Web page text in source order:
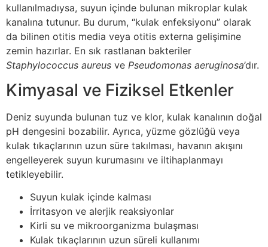
kullanılmadıysa, suyun içinde bulunan mikroplar kulak
kanalına tutunur. Bu durum, “kulak enfeksiyonu” olarak
da bilinen otitis media veya otitis externa gelişimine
zemin hazırlar. En sık rastlanan bakteriler
Staphylococcus aureus ve Pseudomonas aeruginosa’dır.
Kimyasal ve Fiziksel Etkenler
Deniz suyunda bulunan tuz ve klor, kulak kanalının doğal
pH dengesini bozabilir. Ayrıca, yüzme gözlüğü veya
kulak tıkaçlarının uzun süre takılması, havanın akışını
engelleyerek suyun kurumasını ve iltihaplanmayı
tetikleyebilir.
Suyun kulak içinde kalması
İrritasyon ve alerjik reaksiyonlar
Kirli su ve mikroorganizma bulaşması
Kulak tıkaçlarının uzun süreli kullanımı